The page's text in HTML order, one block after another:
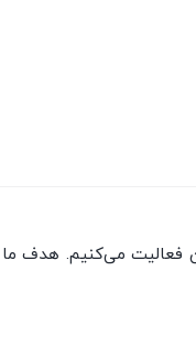
فعالیت می‌کنیم. هدف